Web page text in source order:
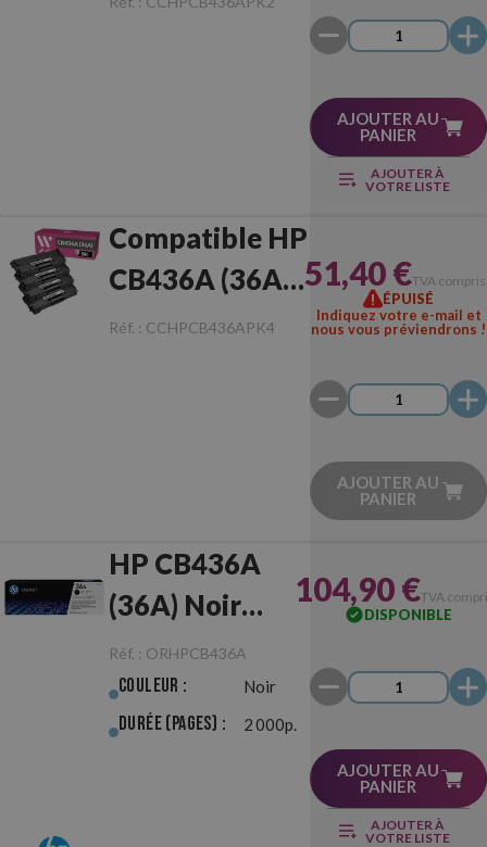
AJOUTER AU
PANIER
AJOUTER À
VOTRE LISTE
Compatible HP
CB436A (36A)
Pack de 4
Réf. : CCHPCB436APK4
51,40 €TVA
ÉPUISÉ
Indiquez votre e-mail et
nous vous préviendrons !
AJOUTER AU
PANIER
HP CB436A
(36A) Noir
Originale
Réf. : ORHPCB436A
Couleur : Noir
Durée (pages) : 2 000p.
104,90 €TVA
DISPONIBLE
AJOUTER AU
PANIER
AJOUTER À
VOTRE LISTE